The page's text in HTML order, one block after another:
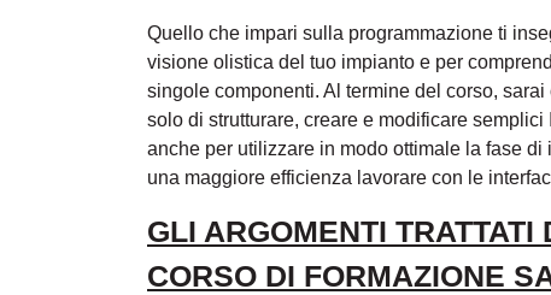
Quello che impari sulla programmazione ti
visione olistica del tuo impianto e per
singole componenti. Al termine del corso,
solo di strutturare, creare e modificare semplici
anche per utilizzare in modo ottimale la fase di
una maggiore efficienza lavorare con le
GLI ARGOMENTI TRATTATI
CORSO DI FORMAZIONE